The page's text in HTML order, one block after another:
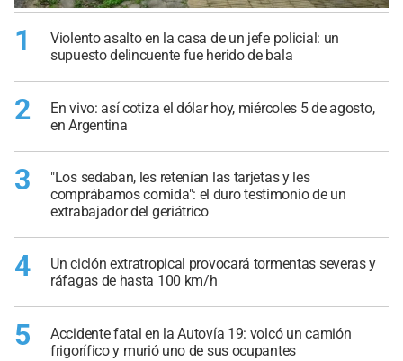
1
Violento asalto en la casa de un jefe policial: un
supuesto delincuente fue herido de bala
2
En vivo: así cotiza el dólar hoy, miércoles 5 de agosto,
en Argentina
3
"Los sedaban, les retenían las tarjetas y les
comprábamos comida": el duro testimonio de un
extrabajador del geriátrico
4
Un ciclón extratropical provocará tormentas severas y
ráfagas de hasta 100 km/h
5
Accidente fatal en la Autovía 19: volcó un camión
frigorífico y murió uno de sus ocupantes